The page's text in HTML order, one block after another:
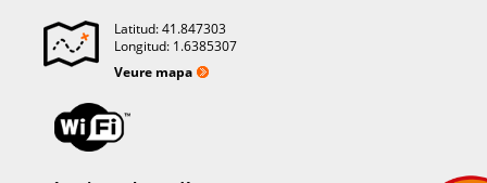
Latitud: 41.847303
Longitud: 1.6385307
Veure mapa